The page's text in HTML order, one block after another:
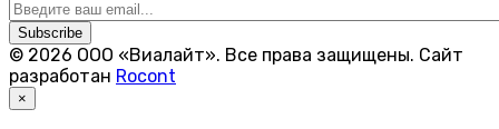
Subscribe
© 2026 ООО «Виалайт». Все права защищены. Cайт
разработан Rocont
×